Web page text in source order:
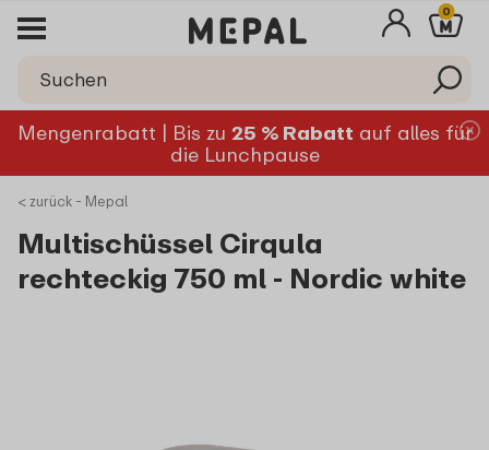
0
Mengenrabatt | Bis zu 25 % Rabatt auf alles für
die Lunchpause
< zurück - Mepal
Multischüssel Cirqula
rechteckig 750 ml - Nordic white